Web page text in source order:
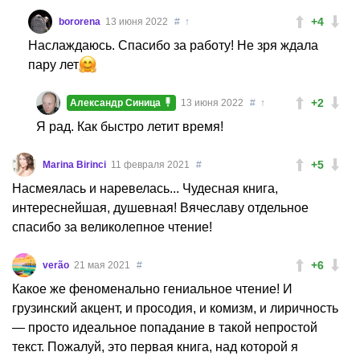
+4
bororena 13 июня 2022 # ↑
Наслаждаюсь. Спасибо за работу! Не зря ждала
пару лет
+2
Александр Синица 13 июня 2022 # ↑
Я рад. Как быстро летит время!
+5
Marina Birinci 11 февраля 2021 #
Насмеялась и наревелась... Чудесная книга,
интереснейшая, душевная! Вячеславу отдельное
спасибо за великолепное чтение!
+6
verão 21 мая 2021 #
Какое же феноменально гениальное чтение! И
грузинский акцент, и просодия, и комизм, и лиричность
— просто идеальное попадание в такой непростой
текст. Пожалуй, это первая книга, над которой я